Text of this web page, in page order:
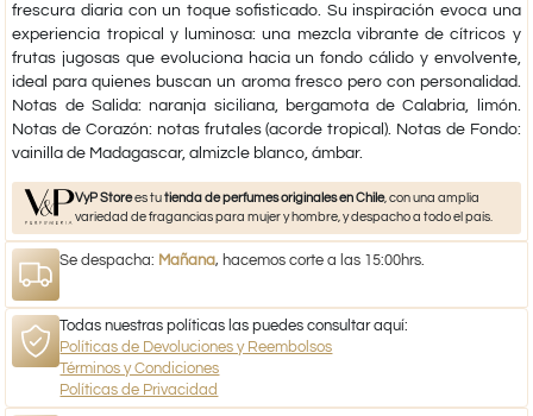
frescura diaria con un toque sofisticado. Su inspiración evoca una
experiencia tropical y luminosa: una mezcla vibrante de cítricos y
frutas jugosas que evoluciona hacia un fondo cálido y envolvente,
ideal para quienes buscan un aroma fresco pero con personalidad.
Notas de Salida: naranja siciliana, bergamota de Calabria, limón.
Notas de Corazón: notas frutales (acorde tropical). Notas de Fondo:
vainilla de Madagascar, almizcle blanco, ámbar.
VyP Storees tutienda de perfumes originales en Chile, con una amplia
variedad de fragancias para mujer y hombre, y despacho a todo el país.
Se despacha: Mañana, hacemos corte a las 15:00hrs.
Todas nuestras políticas las puedes consultar aquí:
Políticas de Devoluciones y Reembolsos
Términos y Condiciones
Políticas de Privacidad